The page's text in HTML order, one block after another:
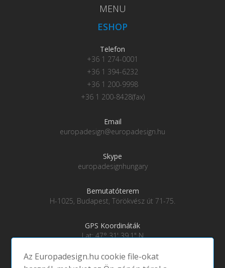
MENU
ESHOP
Telefon
+36 1 274-0001
+36 1 394-6232
+36 1 200-9998
+36 1 200-8428(fax)
Email
europadesign@europadesign.hu
Skype
europadesignhungary
Bemutatóterem
H-1025, Budapest, Törökvész út 71-75.
GPS Koordináták
Lat: 47° 31' 39.1" N
Az Europadesign.hu cookie file-okat